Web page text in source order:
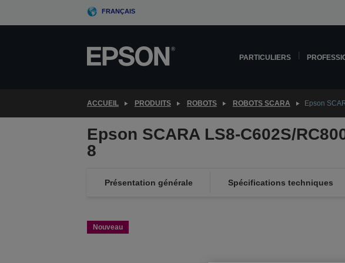
FRANÇAIS
PARTICULIERS
ACCUEIL PRODUITS ROBOTS ROBOTS SCARA Epson
Epson SCARA LS8-C602S/
8
Présentation générale Spécifications techniques
Nouveau